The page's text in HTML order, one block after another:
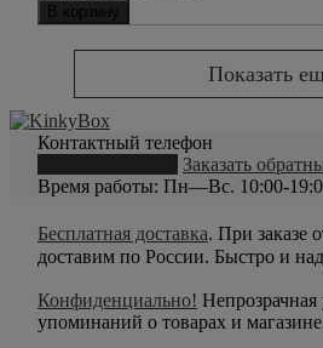
В корзину
Показать
Контактный телефон
Заказать
Время работы: Пн—Вс. 10:00-
Бесплатная доставка. При заказе
доставим по России. Быстро и
Конфиденциально!
упоминаний о товарах и